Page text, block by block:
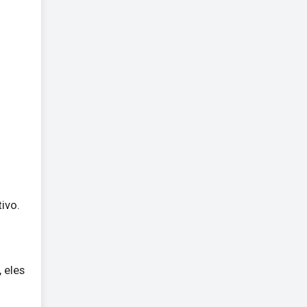
eles